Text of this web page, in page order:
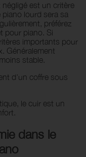
est un critère
piano lourd sera sa
préférez
pour piano. Si
importants pour
Généralement
stable.
d’un coffre sous
le cuir est un
dans le